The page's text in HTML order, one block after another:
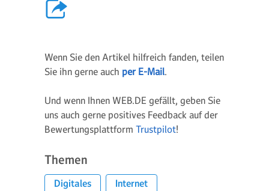
Wenn Sie den Artikel hilfreich fanden, teilen
Sie ihn gerne auch per E-Mail.
Und wenn Ihnen WEB.DE gefällt, geben Sie
uns auch gerne positives Feedback auf der
Bewertungsplattform Trustpilot!
Themen
Digitales Internet